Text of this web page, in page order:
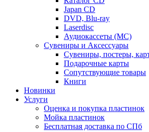
Japan CD
DVD, Blu-ray
Laserdisc
Аудиокассеты (MC)
Сувениры и Аксессуары
Сувениры, постеры,
Подарочные карты
Сопутствующие товары
Книги
Новинки
Услуги
Оценка и покупка пластинок
Мойка пластинок
Бесплатная доставка по СПб